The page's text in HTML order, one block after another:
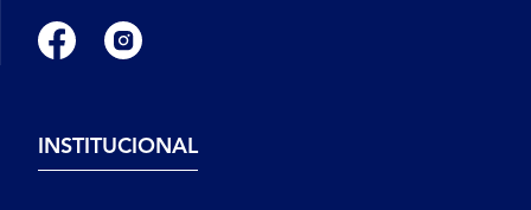
INSTITUCIONAL